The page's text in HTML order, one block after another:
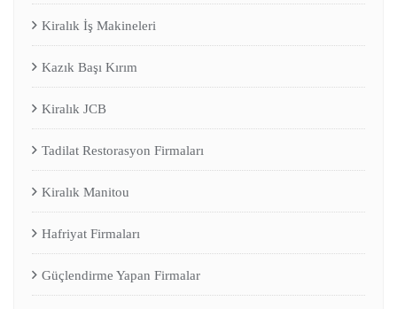
Kiralık İş Makineleri
Kazık Başı Kırım
Kiralık JCB
Tadilat Restorasyon Firmaları
Kiralık Manitou
Hafriyat Firmaları
Güçlendirme Yapan Firmalar